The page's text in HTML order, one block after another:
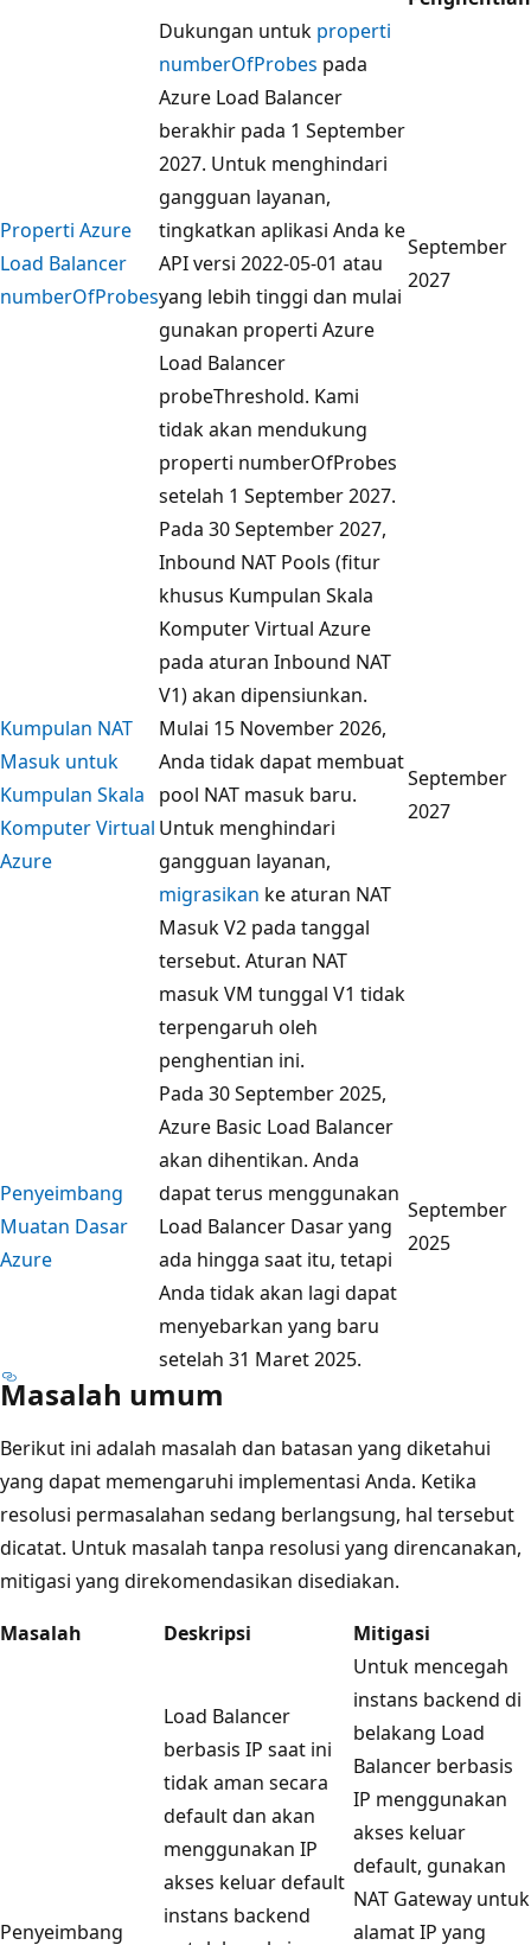
Properti Azure
Load Balancer
numberOfProbes
Dukungan untuk properti
numberOfProbes pada
Azure Load Balancer
berakhir pada 1 September
2027. Untuk menghindari
gangguan layanan,
tingkatkan aplikasi Anda ke
API versi 2022-05-01 atau
yang lebih tinggi dan mulai
gunakan properti Azure
Load Balancer
probeThreshold. Kami
tidak akan mendukung
properti numberOfProbes
setelah 1 September 2027.
September
2027
Kumpulan NAT
Masuk untuk
Kumpulan Skala
Komputer Virtual
Azure
Pada 30 September 2027,
Inbound NAT Pools (fitur
khusus Kumpulan Skala
Komputer Virtual Azure
pada aturan Inbound NAT
V1) akan dipensiunkan.
Mulai 15 November 2026,
Anda tidak dapat membuat
pool NAT masuk baru.
Untuk menghindari
gangguan layanan,
migrasikan ke aturan NAT
Masuk V2 pada tanggal
tersebut. Aturan NAT
masuk VM tunggal V1 tidak
terpengaruh oleh
penghentian ini.
September
2027
Penyeimbang
Muatan Dasar
Azure
Pada 30 September 2025,
Azure Basic Load Balancer
akan dihentikan. Anda
dapat terus menggunakan
Load Balancer Dasar yang
ada hingga saat itu, tetapi
Anda tidak akan lagi dapat
menyebarkan yang baru
setelah 31 Maret 2025.
September
2025
Masalah umum
Berikut ini adalah masalah dan batasan yang diketahui
yang dapat memengaruhi implementasi Anda. Ketika
resolusi permasalahan sedang berlangsung, hal tersebut
dicatat. Untuk masalah tanpa resolusi yang direncanakan,
mitigasi yang direkomendasikan disediakan.
Masalah
Deskripsi Mitigasi
Penyeimbang
Load Balancer
berbasis IP saat ini
tidak aman secara
default dan akan
menggunakan IP
akses keluar default
instans backend
Untuk mencegah
instans backend di
belakang Load
Balancer berbasis
IP menggunakan
akses keluar
default, gunakan
NAT Gateway untuk
alamat IP yang